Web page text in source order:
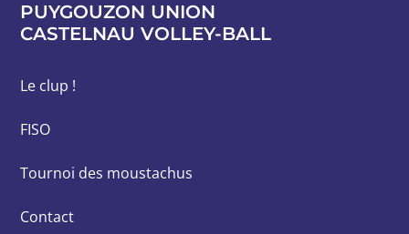
PUYGOUZON UNION
CASTELNAU VOLLEY-BALL
Le clup !
FISO
Tournoi des moustachus
Contact